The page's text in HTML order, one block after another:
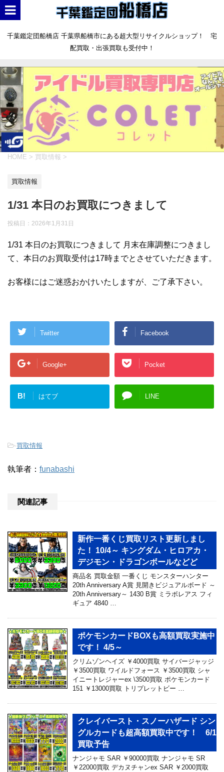
千葉鑑定団船橋店 千葉県船橋市にある超大型リサイクルショップ！ 宅
配買取・出張買取も受付中！
HOME > 買取情報 >
買取情報
1/31 本日のお買取につきまして
投稿日： 2026年1月31日
1/31 本日のお買取につきまして 月末在庫調整につきまし
て、本日のお買取受付は17時までとさせていただきます。
お客様にはご迷惑おかけいたしますが、ご了承下さい。
Twitter Facebook
Google+ Pocket
B! はてブ LINE
-買取情報
執筆者： funabashi
関連記事
新作一番くじ買取リスト更新しまし
た！ 10/4～ キングダム・ヒロアカ・
デジモン・ドラゴンボールなどど
商品名 買取金額 一番くじ モンスターハンター
20th Anniversary A賞 見開きビジュアルボード ～
20th Anniversary～ 1430 B賞 ミラボレアス フィ
ギュア 4840 …
ポケモンカードBOXも高額買取実施中
です！ 4/5～
クリムゾンヘイズ ￥4000買取 サイバージャッジ
￥3500買取 ワイルドフォース ￥3500買取 シャ
イニートレジャーex \3500買取 ポケモンカード
151 ￥13000買取 トリプレットビー …
クレイバースト・スノーハザード シン
グルカードも超高額買取中です！ 6/1
買取予告
ナンジャモ SAR ￥90000買取 ナンジャモ SR
￥22000買取 デカヌチャンex SAR ￥2000買取